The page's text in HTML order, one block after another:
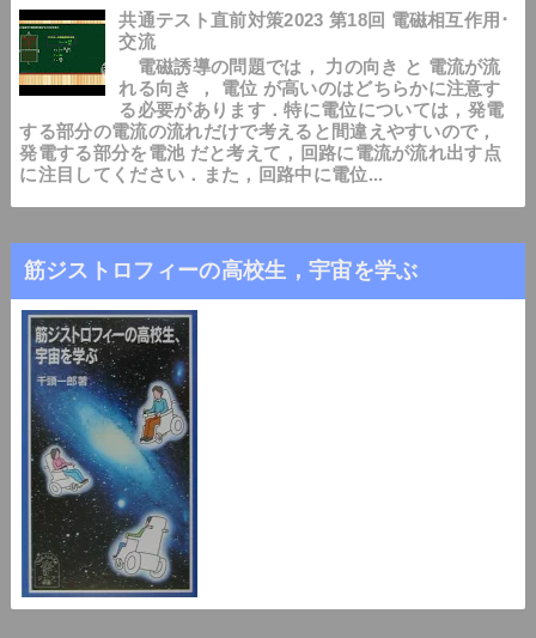
共通テスト直前対策2023 第18回 電磁相互作用･
交流
電磁誘導の問題では， 力の向き と 電流が流
れる向き ， 電位 が高いのはどちらかに注意す
る必要があります．特に電位については，発電
する部分の電流の流れだけで考えると間違えやすいので，
発電する部分を電池 だと考えて，回路に電流が流れ出す点
に注目してください．また，回路中に電位...
筋ジストロフィーの高校生，宇宙を学ぶ